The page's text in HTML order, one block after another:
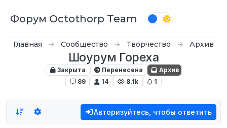
Форум Octothorp Team
Главная Сообщество Творчество Архив
Шоурум Гореха
Закрыта Перенесена
Архив
89
14 8.1k 1
Авторизуйтесь, чтобы ответить